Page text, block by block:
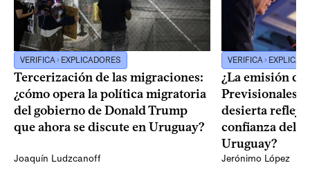
VERIFICA EXPLICADORES
Tercerización de las migraciones:
¿cómo opera la política migratoria
del gobierno de Donald Trump
que ahora se discute en Uruguay?
Joaquín Ludzcanoff
VERIFICA
¿La emisión
Previsionales
desierta refleja
confianza del
Uruguay?
Jerónimo López